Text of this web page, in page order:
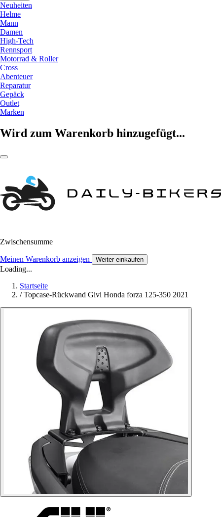
Neuheiten
Helme
Mann
Damen
High-Tech
Rennsport
Motorrad & Roller
Cross
Abenteuer
Reparatur
Gepäck
Outlet
Marken
Wird zum Warenkorb hinzugefügt...
Zwischensumme
Meinen Warenkorb anzeigen Weiter einkaufen
Loading...
Startseite
/ Topcase-Rückwand Givi Honda forza 125-350 2021